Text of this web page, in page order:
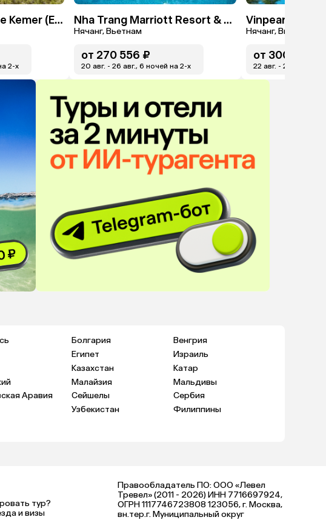
Sherwood Exclusive Kemer (Ex. Sherwood Club Kemer)
2-x
Nha Trang Marriott Resort & Spa, Hon Tre Island
Нячанг, Вьетнам
от 270 556 ₽
20 авг. - 26 авг., 6 ночей на 2-x
Vinpearl Nha
Нячанг, Вьетнам
от 300 623 ₽
22 авг. - 28 авг., 6
Болгария
Венгрия
Египет
Израиль
Казахстан
Катар
Малайзия
Мальдивы
Аравия Сейшелы
Сербия
Узбекистан
Филиппины
тур?
и визы
Правообладатель ПО: ООО «Левел
Тревел» (2011 - 2026) ИНН 7716697924,
ОГРН 1117746723808 123056, г. Москва,
вн.тер.г. Муниципальный округ